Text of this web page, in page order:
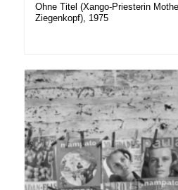
Ohne Titel (Xango-Priesterin
Ziegenkopf), 1975